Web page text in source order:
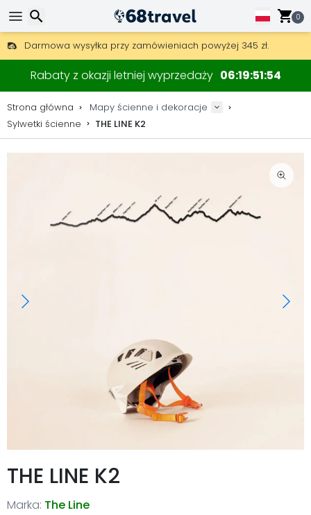
0
Darmowa wysyłka przy zamówieniach powyżej 345 zł.
30 dni na zwrot, 90 dni na drewniane mapy i dekoracje.
Oryginalny producent map i dekoracji.
Rabaty z okazji letniej wyprzedaży 06195154
Strona główna
Mapy ścienne i dekoracje
Sylwetki ścienne
THE LINE K2
THE LINE K2
Marka: The Line
Wyszukaj
Wyszukaj